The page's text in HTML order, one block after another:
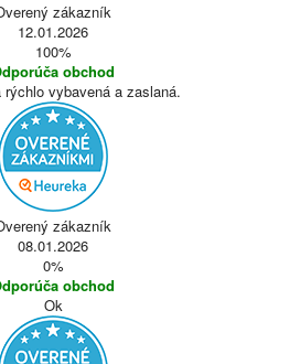
zákazník
12.01.2026
100%
obchod
rýchlo vybavená a zaslaná.
zákazník
08.01.2026
0%
obchod
Ok